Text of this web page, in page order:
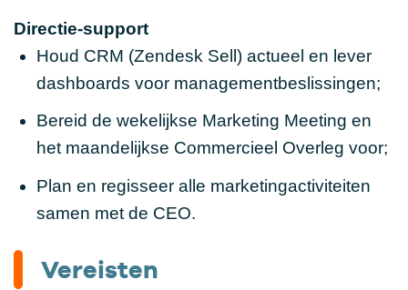
Directie-support
Houd CRM (Zendesk Sell) actueel en lever
dashboards voor managementbeslissingen;
Bereid de wekelijkse Marketing Meeting en
het maandelijkse Commercieel Overleg voor;
Plan en regisseer alle marketingactiviteiten
samen met de CEO.
Vereisten